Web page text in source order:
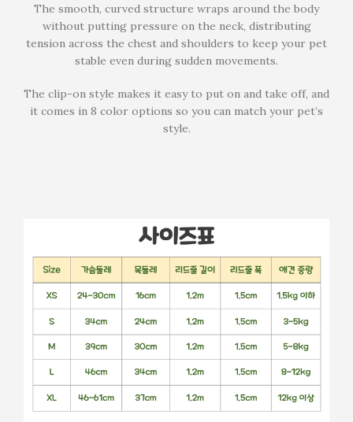
The smooth, curved structure wraps around the body
without putting pressure on the neck, distributing
tension across the chest and shoulders to keep your pet
stable even during sudden movements.
The clip-on style makes it easy to put on and take off, and
it comes in 8 color options so you can match your pet’s
style.